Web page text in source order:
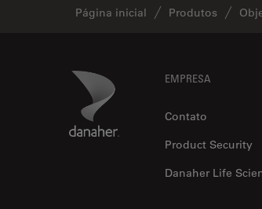
Página inicial Produtos
Danaher Logo EMPRESA
Contato
Product Security
Danaher Life